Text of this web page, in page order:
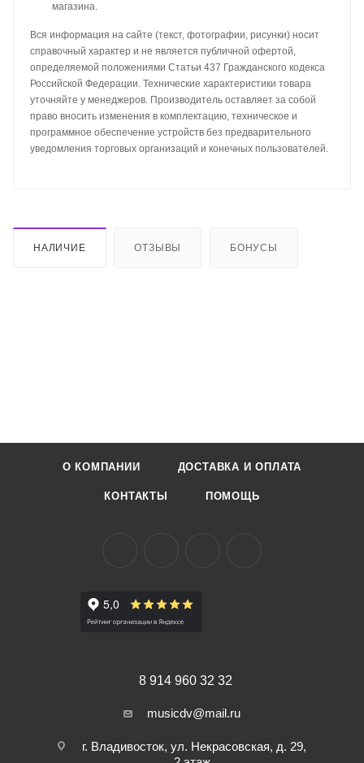
магазина.
Вся информация на сайте (текст, фотографии, рисунки) носит
справочный характер и не является публичной офертой,
определяемой положениями Статьи 437 Гражданского кодекса
Российской Федерации. Технические характеристики товара
уточняйте у менеджеров. Производитель оставляет за собой
право вносить изменения в комплектацию, техническое и
программное обеспечение устройств без предварительного
уведомления торговых организаций и конечных пользователей.
НАЛИЧИЕ ОТЗЫВЫ БОНУСЫ
О КОМПАНИИ ДОСТАВКА И ОПЛАТА
КОНТАКТЫ ПОМОЩЬ
8 914 960 32 32
musicdv@mail.ru
г. Владивосток, ул. Некрасовская, д. 29,